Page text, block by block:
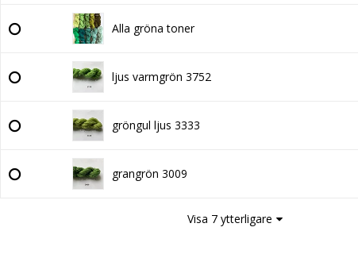
Alla gröna toner
ljus varmgrön 3752
gröngul ljus 3333
grangrön 3009
Visa 7 ytterligare